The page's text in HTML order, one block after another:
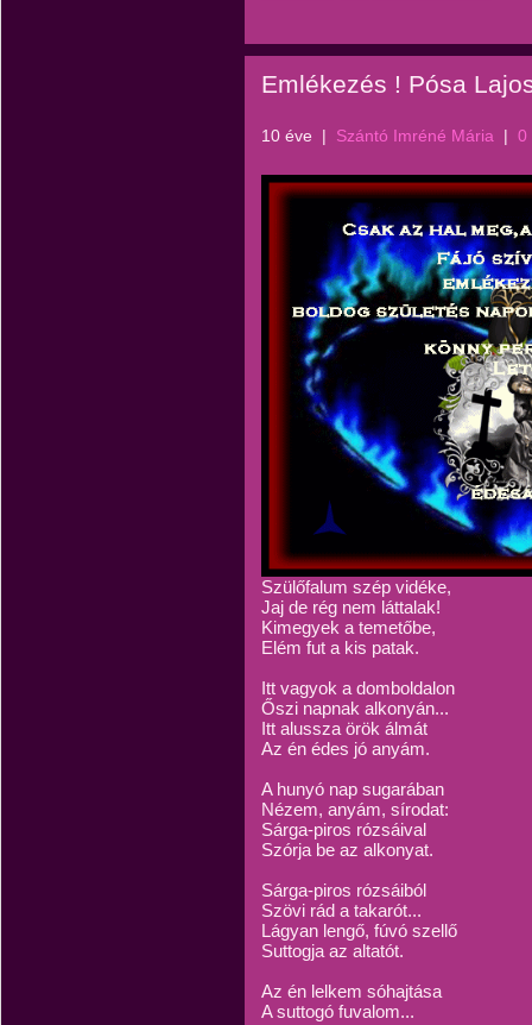
Emlékezés ! Pósa
10 éve | Szántó Imréné Mária | 0
Szülőfalum szép vidéke,
Jaj de rég nem láttalak!
Kimegyek a temetőbe,
Elém fut a kis patak.
Itt vagyok a domboldalon
Őszi napnak alkonyán...
Itt alussza örök álmát
Az én édes jó anyám.
A hunyó nap sugarában
Nézem, anyám, sírodat:
Sárga-piros rózsáival
Szórja be az alkonyat.
Sárga-piros rózsáiból
Szövi rád a takarót...
Lágyan lengő, fúvó szellő
Suttogja az altatót.
Az én lelkem sóhajtása
A suttogó fuvalom...